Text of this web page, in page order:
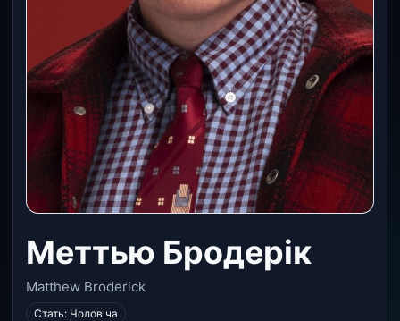
Меттью Бродерік
Matthew Broderick
Стать: Чоловіча